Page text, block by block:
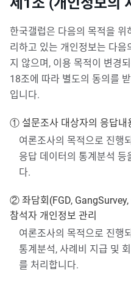
한국갤럽은 다음의 목적을 위
리하고 있는 개인정보는 다음
지 않으며, 이용 목적이 변경
18조에 따라 별도의 동의를
입니다.
① 설문조사 대상자의 응답내
여론조사의 목적으로 진행
응답 데이터의 통계분석 등
다.
② 좌담회(FGD, GangSurvey,
참석자 개인정보 관리
여론조사의 목적으로 진행
통계분석, 사례비 지급 및
를 처리합니다.